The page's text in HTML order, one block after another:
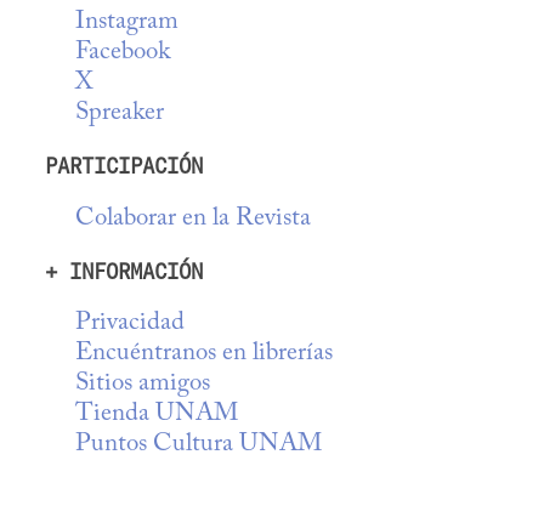
Instagram
Facebook
X
Spreaker
PARTICIPACIÓN
Colaborar en la Revista
+ INFORMACIÓN
Privacidad
Encuéntranos en librerías
Sitios amigos
Tienda UNAM
Puntos Cultura UNAM